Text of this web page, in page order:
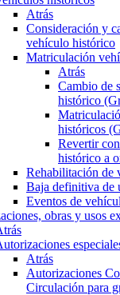
Atrás
Consideración y
vehículo histórico
Matriculación
Atrás
Cambio de
histórico
históricos
Revertir
histórico a
Rehabilitación de
Baja definitiva de
Eventos de
obras y usos
Atrás
Autorizaciones
Circulación para